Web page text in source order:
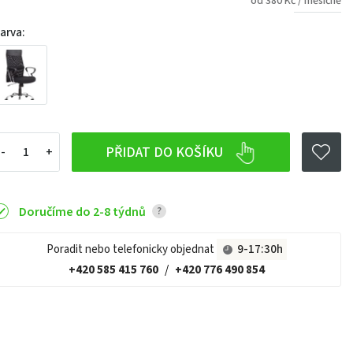
PŘIDAT DO KOŠÍKU
Doručíme do 2-8 týdnů ?
Poradit nebo telefonicky objednat
9-17:30h
+420 585 415 760 / +420 776 490 854